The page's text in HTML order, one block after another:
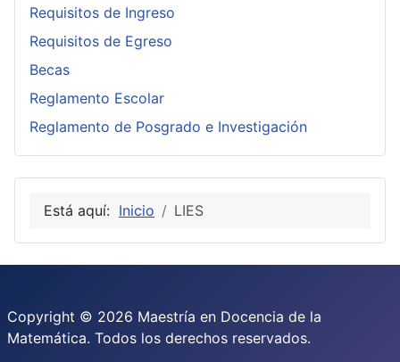
Requisitos de Ingreso
Requisitos de Egreso
Becas
Reglamento Escolar
Reglamento de Posgrado e Investigación
Está aquí: Inicio LIES
Copyright © 2026 Maestría en Docencia de la
Matemática. Todos los derechos reservados.